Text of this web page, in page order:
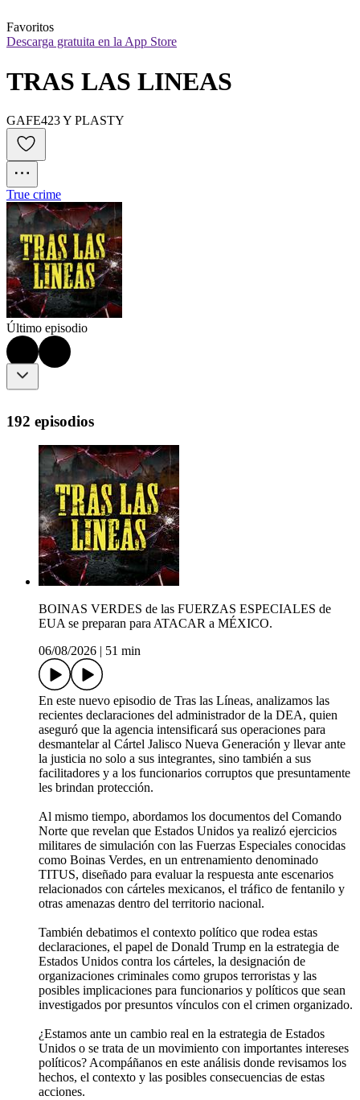
Favoritos
Descarga gratuita en la App Store
TRAS LAS LINEAS
GAFE423 Y PLASTY
True crime
Último episodio
192 episodios
BOINAS VERDES de las FUERZAS ESPECIALES de
EUA se preparan para ATACAR a MÉXICO.
06/08/2026
51 min
En este nuevo episodio de Tras las Líneas, analizamos las
recientes declaraciones del administrador de la DEA, quien
aseguró que la agencia intensificará sus operaciones para
desmantelar al Cártel Jalisco Nueva Generación y llevar ante
la justicia no solo a sus integrantes, sino también a sus
facilitadores y a los funcionarios corruptos que presuntamente
les brindan protección.
Al mismo tiempo, abordamos los documentos del Comando
Norte que revelan que Estados Unidos ya realizó ejercicios
militares de simulación con las Fuerzas Especiales conocidas
como Boinas Verdes, en un entrenamiento denominado
TITUS, diseñado para evaluar la respuesta ante escenarios
relacionados con cárteles mexicanos, el tráfico de fentanilo y
otras amenazas dentro del territorio nacional.
También debatimos el contexto político que rodea estas
declaraciones, el papel de Donald Trump en la estrategia de
Estados Unidos contra los cárteles, la designación de
organizaciones criminales como grupos terroristas y las
posibles implicaciones para funcionarios y políticos que sean
investigados por presuntos vínculos con el crimen organizado.
¿Estamos ante un cambio real en la estrategia de Estados
Unidos o se trata de un movimiento con importantes intereses
políticos? Acompáñanos en este análisis donde revisamos los
hechos, el contexto y las posibles consecuencias de estas
acciones.